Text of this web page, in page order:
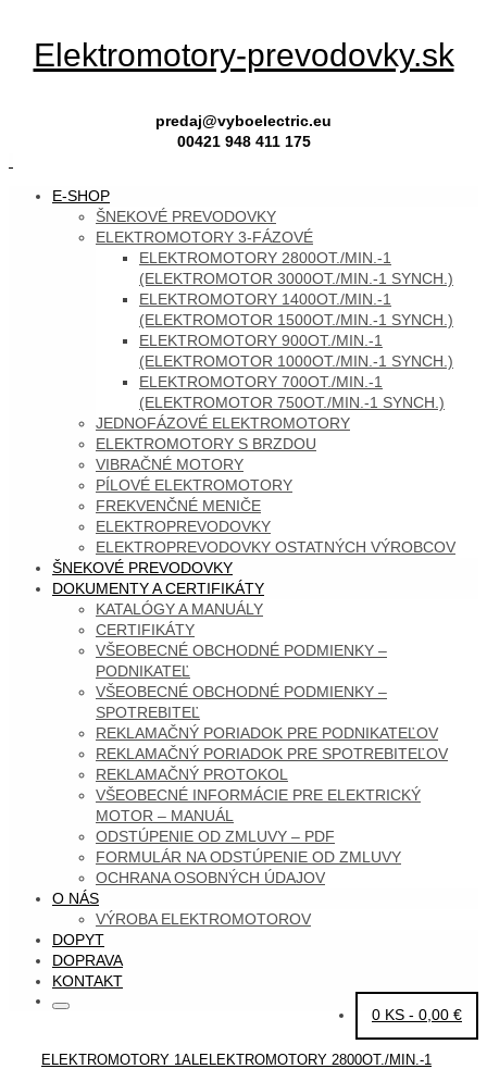
Elektromotory-prevodovky.sk
predaj@vyboelectric.eu
00421 948 411 175
SKIP
E-SHOP
ŠNEKOVÉ PREVODOVKY
ELEKTROMOTORY 3-FÁZOVÉ
ELEKTROMOTORY 2800OT./MIN.-1
(ELEKTROMOTOR 3000OT./MIN.-1 SYNCH.)
ELEKTROMOTORY 1400OT./MIN.-1
(ELEKTROMOTOR 1500OT./MIN.-1 SYNCH.)
ELEKTROMOTORY 900OT./MIN.-1
(ELEKTROMOTOR 1000OT./MIN.-1 SYNCH.)
ELEKTROMOTORY 700OT./MIN.-1
(ELEKTROMOTOR 750OT./MIN.-1 SYNCH.)
JEDNOFÁZOVÉ ELEKTROMOTORY
ELEKTROMOTORY S BRZDOU
VIBRAČNÉ MOTORY
PÍLOVÉ ELEKTROMOTORY
FREKVENČNÉ MENIČE
ELEKTROPREVODOVKY
ELEKTROPREVODOVKY OSTATNÝCH VÝROBCOV
ŠNEKOVÉ PREVODOVKY
DOKUMENTY A CERTIFIKÁTY
KATALÓGY A MANUÁLY
CERTIFIKÁTY
VŠEOBECNÉ OBCHODNÉ PODMIENKY –
PODNIKATEĽ
VŠEOBECNÉ OBCHODNÉ PODMIENKY –
SPOTREBITEĽ
REKLAMAČNÝ PORIADOK PRE PODNIKATEĽOV
REKLAMAČNÝ PORIADOK PRE SPOTREBITEĽOV
REKLAMAČNÝ PROTOKOL
VŠEOBECNÉ INFORMÁCIE PRE ELEKTRICKÝ
MOTOR – MANUÁL
ODSTÚPENIE OD ZMLUVY – PDF
FORMULÁR NA ODSTÚPENIE OD ZMLUVY
OCHRANA OSOBNÝCH ÚDAJOV
O NÁS
VÝROBA ELEKTROMOTOROV
DOPYT
DOPRAVA
KONTAKT
0 KS - 0,00 €
Search
Search
HOME
ELEKTROMOTORY 1AL ELEKTROMOTORY 2800OT./MIN.-1